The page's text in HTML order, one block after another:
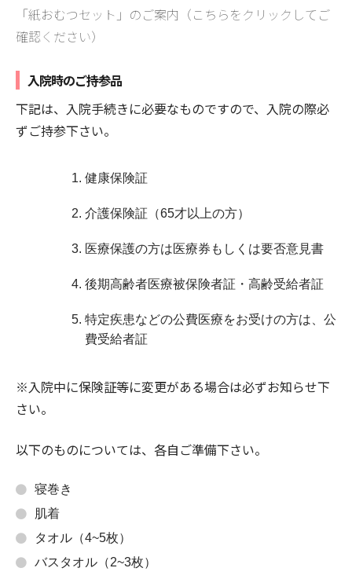
「紙おむつセット」のご案内（こちらをクリックしてご
確認ください）
入院時のご持参品
下記は、入院手続きに必要なものですので、入院の際必
ずご持参下さい。
健康保険証
介護保険証（65才以上の方）
医療保護の方は医療券もしくは要否意見書
後期高齢者医療被保険者証・高齢受給者証
特定疾患などの公費医療をお受けの方は、公
費受給者証
※入院中に保険証等に変更がある場合は必ずお知らせ下
さい。
以下のものについては、各自ご準備下さい。
寝巻き
肌着
タオル（4~5枚）
バスタオル（2~3枚）